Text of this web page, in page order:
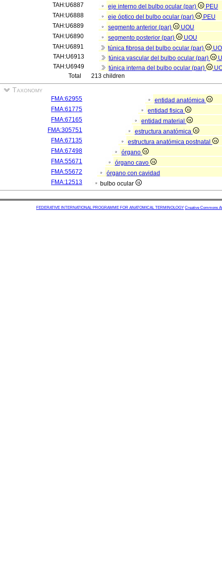
TAH:U6887
eje interno del bulbo ocular (par)
PEU
TAH:U6888
eje óptico del bulbo ocular (par)
PEU
TAH:U6889
segmento anterior (par)
UOU
TAH:U6890
segmento posterior (par)
UOU
TAH:U6891
túnica fibrosa del bulbo ocular (par)
TAH:U6913
túnica vascular del bulbo ocular (par)
TAH:U6949
túnica interna del bulbo ocular (par)
Total
213 children
Taxonomy
FMA:62955
entidad anatómica
FMA:61775
entidad fisica
FMA:67165
entidad material
FMA:305751
estructura anatómica
FMA:67135
estructura anatómica postnatal
FMA:67498
órgano
FMA:55671
órgano cavo
FMA:55672
órgano con cavidad
FMA:12513
bulbo ocular
FEDERATIVE INTERNATIONAL PROGRAMME FOR ANATOMICAL TERMINOLOGY Creative Commons